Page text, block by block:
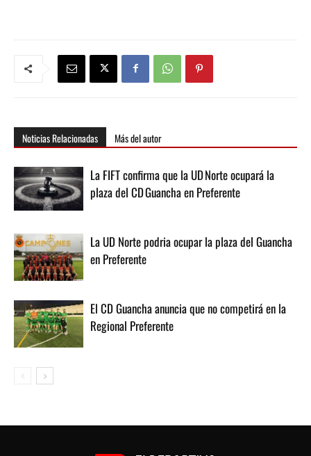
Noticias Relacionadas Más del autor
La FIFT confirma que la UD Norte ocupará la
plaza del CD Guancha en Preferente
La UD Norte podria ocupar la plaza del Guancha
en Preferente
El CD Guancha anuncia que no competirá en la
Regional Preferente